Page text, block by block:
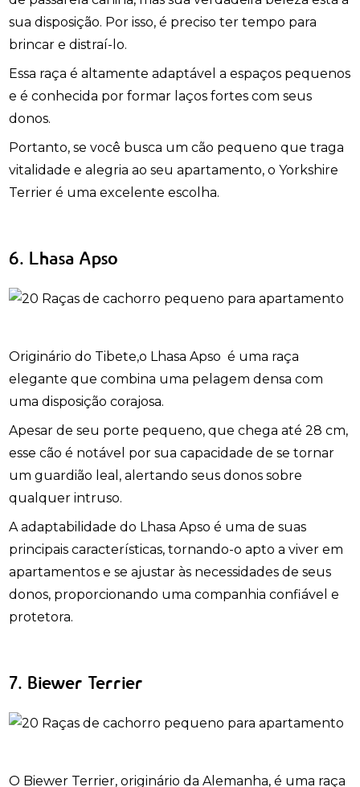
sua disposição. Por isso, é preciso ter tempo para
brincar e distraí-lo.
Essa raça é altamente adaptável a espaços pequenos
e é conhecida por formar laços fortes com seus
donos.
Portanto, se você busca um cão pequeno que traga
vitalidade e alegria ao seu apartamento, o Yorkshire
Terrier é uma excelente escolha.
6. Lhasa Apso
Originário do Tibete,o Lhasa Apso é uma raça
elegante que combina uma pelagem densa com
uma disposição corajosa.
Apesar de seu porte pequeno, que chega até 28 cm,
esse cão é notável por sua capacidade de se tornar
um guardião leal, alertando seus donos sobre
qualquer intruso.
A adaptabilidade do Lhasa Apso é uma de suas
principais características, tornando-o apto a viver em
apartamentos e se ajustar às necessidades de seus
donos, proporcionando uma companhia confiável e
protetora.
7. Biewer Terrier
O Biewer Terrier, originário da Alemanha, é uma raça